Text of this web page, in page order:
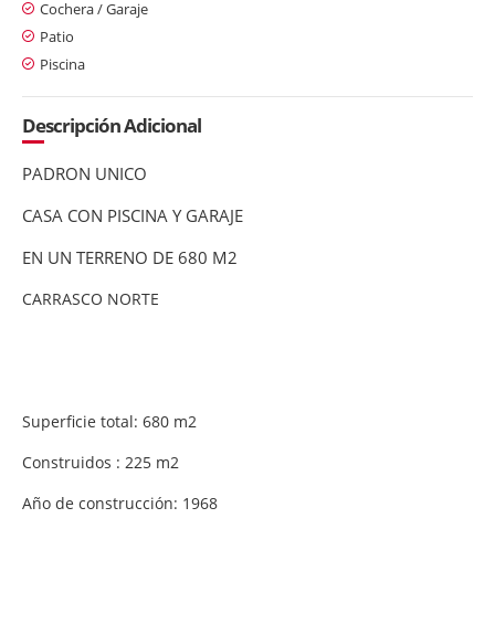
Cochera / Garaje
Patio
Piscina
Descripción Adicional
PADRON UNICO
CASA CON PISCINA Y GARAJE
EN UN TERRENO DE 680 M2
CARRASCO NORTE
Superficie total: 680 m2
Construidos : 225 m2
Año de construcción: 1968